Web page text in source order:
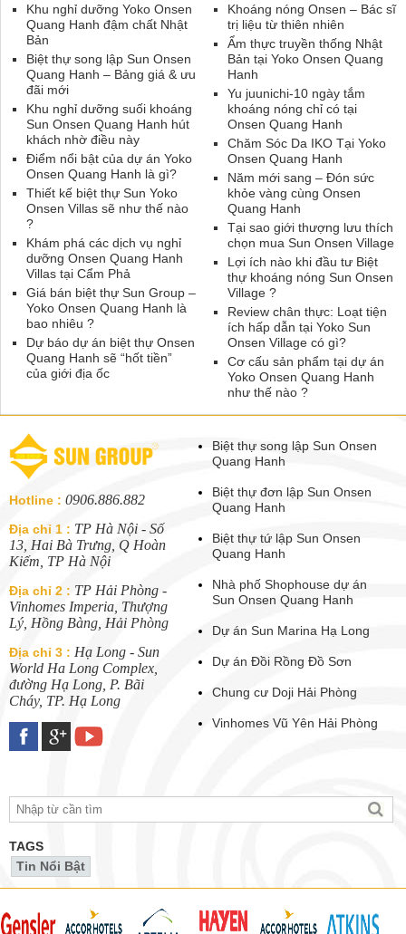
Khoáng nóng Onsen – Bác sĩ
trị liệu từ thiên nhiên
Ẩm thực truyền thống Nhật
Bản tại Yoko Onsen Quang
Hanh
Yu juunichi-10 ngày tắm
khoáng nóng chỉ có tại
Onsen Quang Hanh
Chăm Sóc Da IKO Tại Yoko
Onsen Quang Hanh
Năm mới sang – Đón sức
khỏe vàng cùng Onsen
Quang Hanh
Tại sao giới thượng lưu thích
chọn mua Sun Onsen Village
Lợi ích nào khi đầu tư Biệt
thự khoáng nóng Sun Onsen
Village ?
Review chân thực: Loạt tiện
ích hấp dẫn tại Yoko Sun
Onsen Village có gì?
Cơ cấu sản phẩm tại dự án
Yoko Onsen Quang Hanh
như thế nào ?
Khu nghỉ dưỡng Yoko Onsen
Quang Hanh đậm chất Nhật
Bản
Biệt thự song lập Sun Onsen
Quang Hanh – Bảng giá & ưu
đãi mới
Khu nghỉ dưỡng suối khoáng
Sun Onsen Quang Hanh hút
khách nhờ điều này
Điểm nổi bật của dự án Yoko
Onsen Quang Hanh là gì?
Thiết kế biệt thự Sun Yoko
Onsen Villas sẽ như thế nào
?
Khám phá các dịch vụ nghỉ
dưỡng Onsen Quang Hanh
Villas tại Cẩm Phả
Giá bán biệt thự Sun Group –
Yoko Onsen Quang Hanh là
bao nhiêu ?
Dự báo dự án biệt thự Onsen
Quang Hanh sẽ “hốt tiền”
của giới địa ốc
Hotline : 0906.886.882
Địa chỉ 1 : TP Hà Nội - Số
13, Hai Bà Trưng, Q Hoàn
Kiếm, TP Hà Nội
Địa chỉ 2 : TP Hải Phòng -
Vinhomes Imperia, Thượng
Lý, Hồng Bàng, Hải Phòng
Địa chỉ 3 : Hạ Long - Sun
World Ha Long Complex,
đường Hạ Long, P. Bãi
Cháy, TP. Hạ Long
Biệt thự song lập Sun Onsen
Quang Hanh
Biệt thự đơn lập Sun Onsen
Quang Hanh
Biệt thự tứ lập Sun Onsen
Quang Hanh
Nhà phố Shophouse dự án
Sun Onsen Quang Hanh
Dự án Sun Marina Hạ Long
Dự án Đồi Rồng Đồ Sơn
Chung cư Doji Hải Phòng
Vinhomes Vũ Yên Hải Phòng
TAGS
Tin Nổi Bật